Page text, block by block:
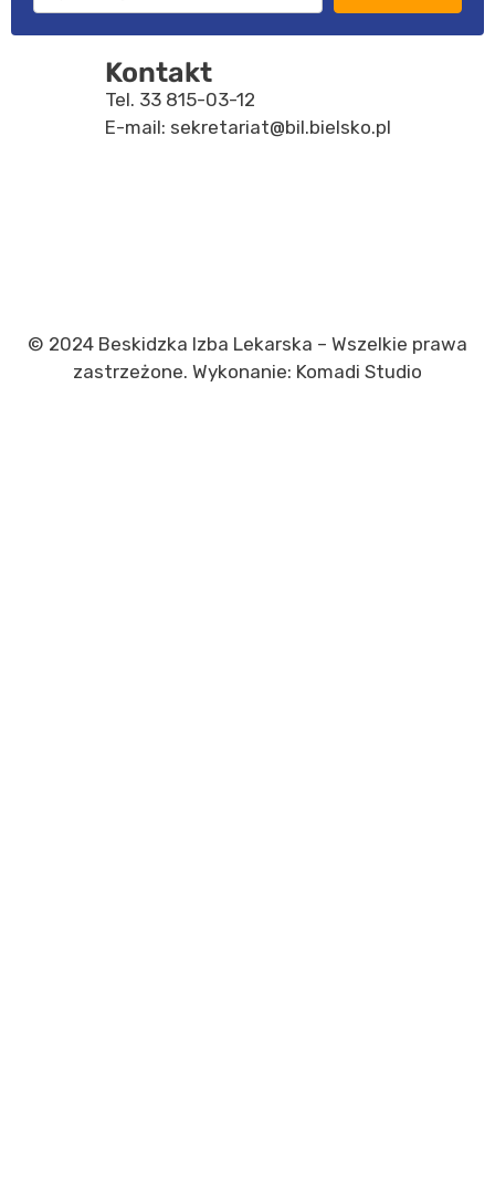
Kontakt
Tel. 33 815-03-12
E-mail: sekretariat@bil.bielsko.pl
© 2024 Beskidzka Izba Lekarska – Wszelkie prawa
zastrzeżone. Wykonanie: Komadi Studio